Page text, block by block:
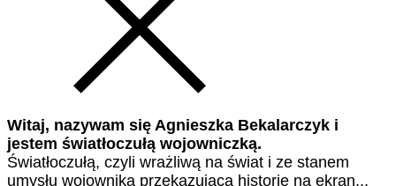
Witaj, nazywam się Agnieszka Bekalarczyk i
jestem światłoczułą wojowniczką.
Światłoczułą, czyli wrażliwą na świat i ze stanem
umysłu wojownika przekazująca historie na ekran...